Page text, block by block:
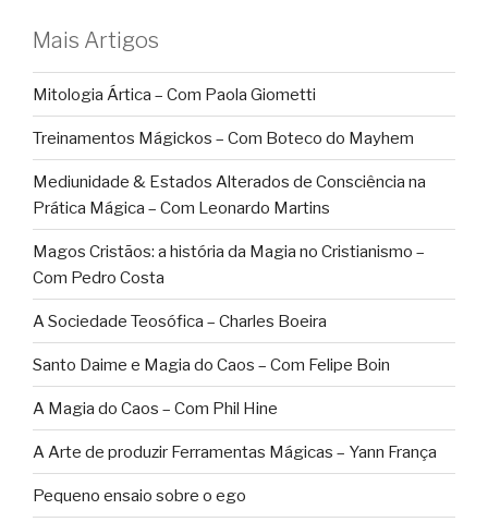
Mais Artigos
Mitologia Ártica – Com Paola Giometti
Treinamentos Mágickos – Com Boteco do Mayhem
Mediunidade & Estados Alterados de Consciência na
Prática Mágica – Com Leonardo Martins
Magos Cristãos: a história da Magia no Cristianismo –
Com Pedro Costa
A Sociedade Teosófica – Charles Boeira
Santo Daime e Magia do Caos – Com Felipe Boin
A Magia do Caos – Com Phil Hine
A Arte de produzir Ferramentas Mágicas – Yann França
Pequeno ensaio sobre o ego